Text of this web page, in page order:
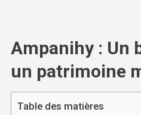
Ampanihy : Un
un patrimoine
Table des matières